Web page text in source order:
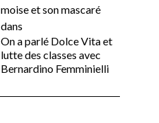
moise et son mascaré
dans
On a parlé Dolce Vita et
lutte des classes avec
Bernardino Femminielli